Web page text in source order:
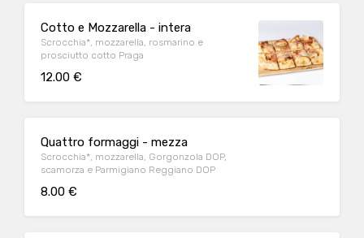
Cotto e Mozzarella - intera
Scrocchia*, mozzarella, rosmarino e
prosciutto cotto Praga
12.00 €
Quattro formaggi - mezza
Scrocchia*, mozzarella, Gorgonzola DOP,
scamorza e Parmigiano Reggiano DOP
8.00 €